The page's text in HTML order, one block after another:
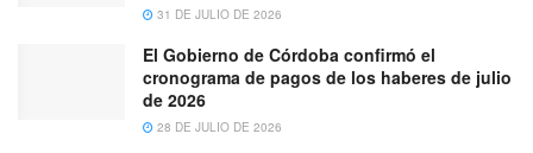
31 DE JULIO DE 2026
El Gobierno de Córdoba confirmó el
cronograma de pagos de los haberes de julio
de 2026
28 DE JULIO DE 2026